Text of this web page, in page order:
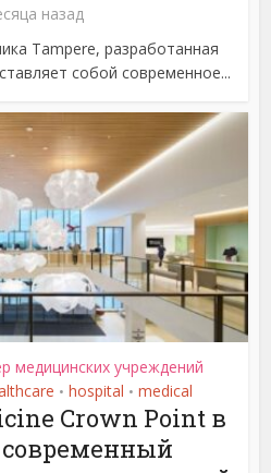
назад
Tampere, разработанная
собой современное...
медицинских учреждений
• hospital • medical
Crown Point в